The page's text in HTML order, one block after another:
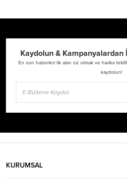
Kaydolun &
En son haberleri ilk alan siz olmak ve harika
kaydolun!
KURUMSAL